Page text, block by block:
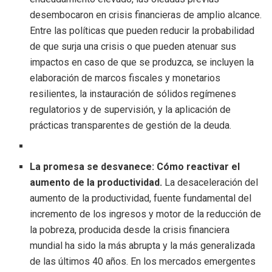
desembocaron en crisis financieras de amplio alcance.
Entre las políticas que pueden reducir la probabilidad
de que surja una crisis o que pueden atenuar sus
impactos en caso de que se produzca, se incluyen la
elaboración de marcos fiscales y monetarios
resilientes, la instauración de sólidos regímenes
regulatorios y de supervisión, y la aplicación de
prácticas transparentes de gestión de la deuda.
La promesa se desvanece: Cómo reactivar el
aumento de la productividad. La desaceleración del
aumento de la productividad, fuente fundamental del
incremento de los ingresos y motor de la reducción de
la pobreza, producida desde la crisis financiera
mundial ha sido la más abrupta y la más generalizada
de las últimos 40 años. En los mercados emergentes